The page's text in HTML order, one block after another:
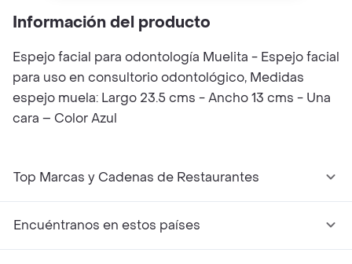
Información del producto
Espejo facial para odontología Muelita - Espejo facial
para uso en consultorio odontológico, Medidas
espejo muela: Largo 23.5 cms - Ancho 13 cms - Una
cara – Color Azul
Top Marcas y Cadenas de Restaurantes
Encuéntranos en estos países